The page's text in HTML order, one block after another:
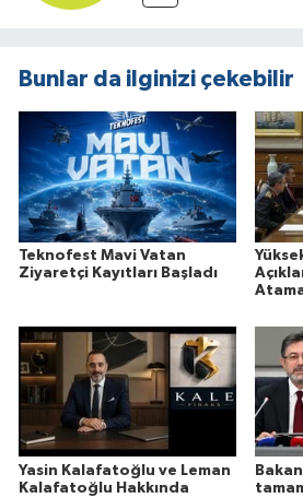
Bunlar da ilginizi çekebilir
Teknofest Mavi Vatan
Ziyaretçi Kayıtları Başladı
Yasin Kalafatoğlu ve Leman
Kalafatoğlu Hakkında